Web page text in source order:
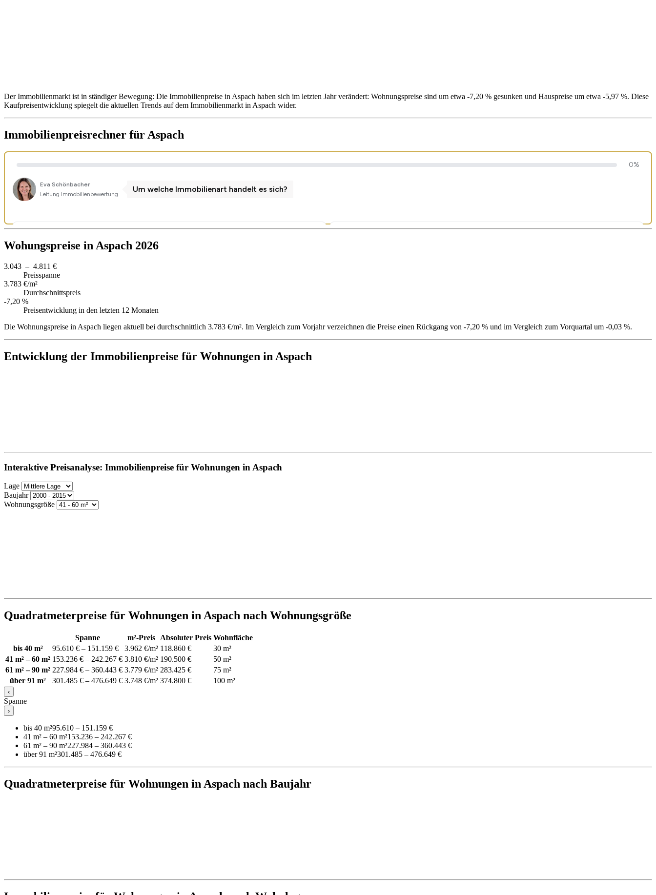
Der Immobilienmarkt ist in ständiger Bewegung: Die Immobilienpreise in Aspach haben sich im letzten Jahr verändert: Wohnungspreise sind um etwa -7,20 % gesunken und Hauspreise um etwa -5,97 %. Diese
Kaufpreisentwicklung spiegelt die aktuellen Trends auf dem Immobilienmarkt in Aspach wider.
Immobilienpreisrechner für Aspach
Wohungspreise in Aspach 2026
3.043 – 4.811 €
Preisspanne
3.783 €/m²
Durchschnittspreis
-7,20 %
Preisentwicklung in den letzten 12 Monaten
Die Wohnungspreise in Aspach liegen aktuell bei durchschnittlich 3.783 €/m². Im Vergleich zum Vorjahr verzeichnen die Preise einen Rückgang von -7,20 % und im Vergleich zum Vorquartal um -0,03 %.
Entwicklung der Immobilienpreise für Wohnungen in Aspach
Interaktive Preisanalyse: Immobilienpreise für Wohnungen in Aspach
Lage
Baujahr
Wohnungsgröße
Quadratmeterpreise für Wohnungen in Aspach nach Wohnungsgröße
Spanne m²-Preis Absoluter Preis Wohnfläche
bis 40 m²
95.610 € – 151.159 € 3.962 €/m² 118.860 €
30 m²
41 m² – 60 m² 153.236 € – 242.267 € 3.810 €/m² 190.500 €
50 m²
61 m² – 90 m² 227.984 € – 360.443 € 3.779 €/m² 283.425 €
75 m²
über 91 m²
301.485 € – 476.649 € 3.748 €/m² 374.800 € 100 m²
‹
Spanne
›
bis 40 m²95.610 – 151.159 €
41 m² – 60 m²153.236 – 242.267 €
61 m² – 90 m²227.984 – 360.443 €
über 91 m²301.485 – 476.649 €
Quadratmeterpreise für Wohnungen in Aspach nach Baujahr